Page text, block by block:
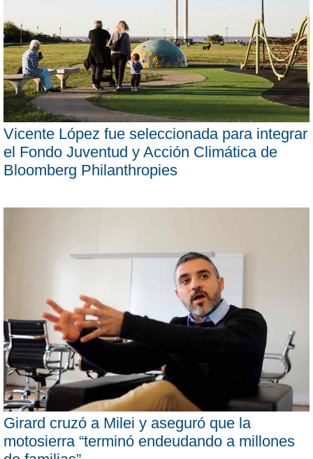
Vicente López fue seleccionada para integrar
el Fondo Juventud y Acción Climática de
Bloomberg Philanthropies
Girard cruzó a Milei y aseguró que la
motosierra “terminó endeudando a millones